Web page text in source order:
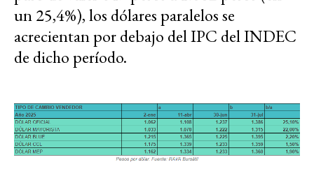
un 25,4%), los dólares paralelos se
acrecientan por debajo del IPC del INDEC
de dicho período.